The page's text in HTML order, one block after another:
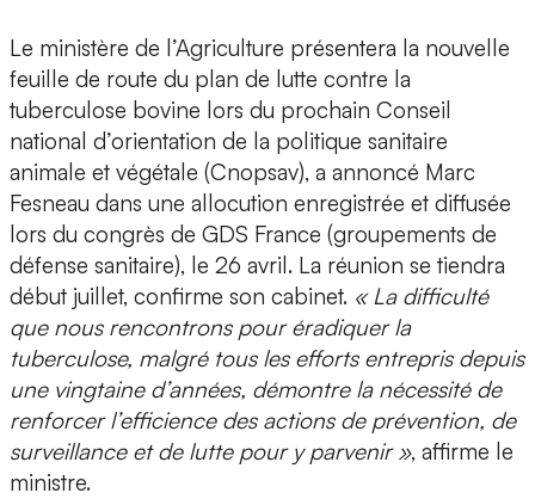
Le ministère de l’Agriculture présentera la nouvelle
feuille de route du plan de lutte contre la
tuberculose bovine lors du prochain Conseil
national d’orientation de la politique sanitaire
animale et végétale (Cnopsav), a annoncé Marc
Fesneau dans une allocution enregistrée et diffusée
lors du congrès de GDS France (groupements de
défense sanitaire), le 26 avril. La réunion se tiendra
début juillet, confirme son cabinet. « La difficulté
que nous rencontrons pour éradiquer la
tuberculose, malgré tous les efforts entrepris depuis
une vingtaine d’années, démontre la nécessité de
renforcer l’efficience des actions de prévention, de
surveillance et de lutte pour y parvenir », affirme le
ministre.